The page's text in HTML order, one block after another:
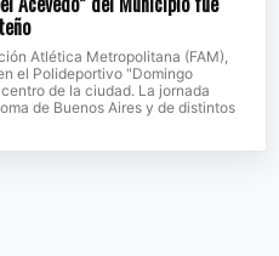
Atlética Metropolitana (FAM),
el Polideportivo "Domingo
de la ciudad. La jornada
de Buenos Aires y de distintos